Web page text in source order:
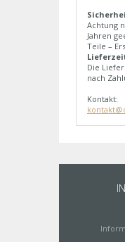
Achtung
Jahren
Teile –
Die
nach
Kontakt: